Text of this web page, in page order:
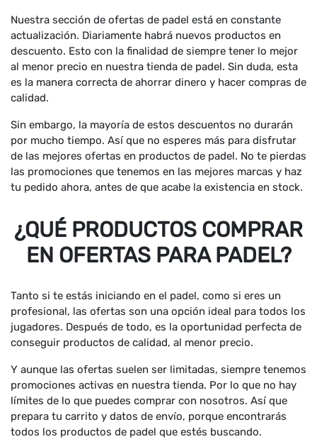
Nuestra sección de ofertas de padel está en constante
actualización. Diariamente habrá nuevos productos en
descuento. Esto con la finalidad de siempre tener lo mejor
al menor precio en nuestra tienda de padel. Sin duda, esta
es la manera correcta de ahorrar dinero y hacer compras de
calidad.
Sin embargo, la mayoría de estos descuentos no durarán
por mucho tiempo. Así que no esperes más para disfrutar
de las mejores ofertas en productos de padel. No te pierdas
las promociones que tenemos en las mejores marcas y haz
tu pedido ahora, antes de que acabe la existencia en stock.
¿QUÉ PRODUCTOS COMPRAR
EN OFERTAS PARA PADEL?
Tanto si te estás iniciando en el padel, como si eres un
profesional, las ofertas son una opción ideal para todos los
jugadores. Después de todo, es la oportunidad perfecta de
conseguir productos de calidad, al menor precio.
Y aunque las ofertas suelen ser limitadas, siempre tenemos
promociones activas en nuestra tienda. Por lo que no hay
límites de lo que puedes comprar con nosotros. Así que
prepara tu carrito y datos de envío, porque encontrarás
todos los productos de padel que estés buscando.